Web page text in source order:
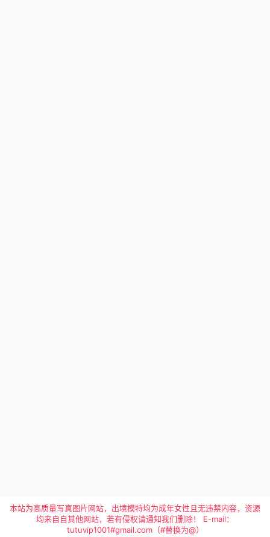
本站为高质量写真图片网站，出境模特均为成年女性且无违禁内容，资源
均来自自其他网站，若有侵权请通知我们删除！ E-mail：
tutuvip1001#gmail.com（#替换为@）